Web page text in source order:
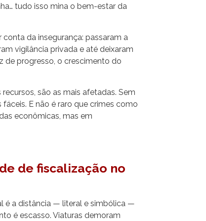
tudo isso mina o bem-estar da
da insegurança: passaram a
vigilância privada e até deixaram
de progresso, o crescimento do
são as mais afetadas. Sem
E não é raro que crimes como
econômicas, mas em
de fiscalização no
é a distância — literal e simbólica —
é escasso. Viaturas demoram